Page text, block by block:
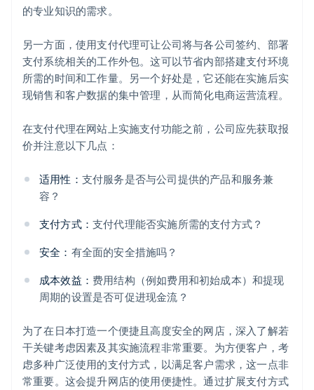
的专业知识的需求。
另一方面，使用支付代理可让公司将与各公司签约、部署
支付系统相关的工作外包。这可以节省内部搭建支付环境
所需的时间和工作量。另一个好处是，它还能在实施后实
现销售和客户数据的集中管理，从而简化电商运营流程。
在支付代理在网站上实施支付功能之前，公司应先获取报
价并注意以下几点：
适用性： 支付服务是否与公司提供的产品和服务兼
容？
支付方式： 支付代理能否实施所需的支付方式？
安全： 有全面的安全措施吗？
成本效益： 费用结构（例如费用和初始成本）和提现
周期的设置是否可促进现金流？
为了在日本打造一个便捷且高度安全的网店，深入了解若
干关键考虑因素及其实施流程非常重要。为方便客户，考
虑多种广泛使用的支付方式，以满足客户需求，这一点非
常重要。这会提升网店的使用便捷性。通过扩展支付方式